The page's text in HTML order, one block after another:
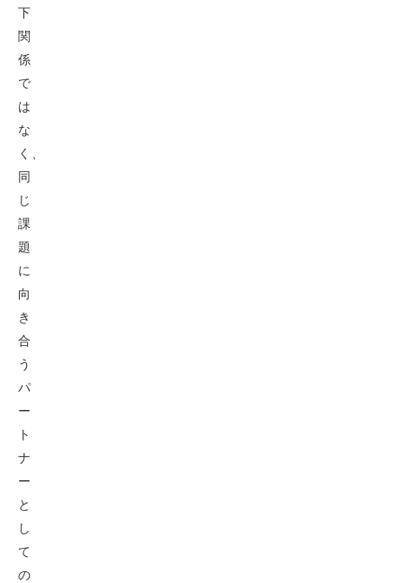
下
関
係
で
は
な
く、
同
じ
課
題
に
向
き
合
う
パ
ー
ト
ナ
ー
と
し
て
の